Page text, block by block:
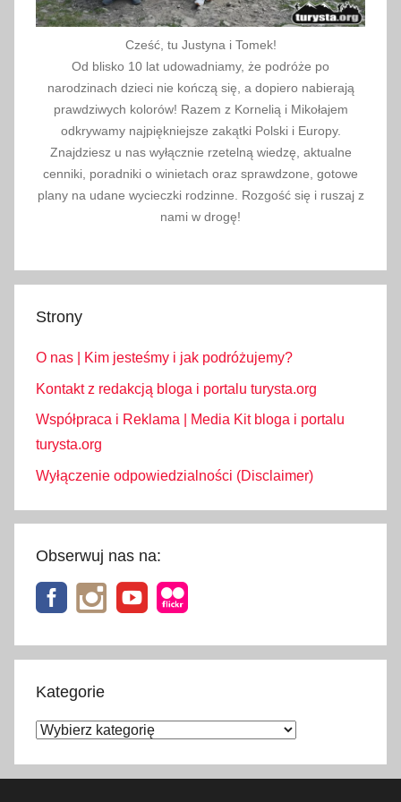
Cześć, tu Justyna i Tomek!
Od blisko 10 lat udowadniamy, że podróże po
narodzinach dzieci nie kończą się, a dopiero nabierają
prawdziwych kolorów! Razem z Kornelią i Mikołajem
odkrywamy najpiękniejsze zakątki Polski i Europy.
Znajdziesz u nas wyłącznie rzetelną wiedzę, aktualne
cenniki, poradniki o winietach oraz sprawdzone, gotowe
plany na udane wycieczki rodzinne. Rozgość się i ruszaj z
nami w drogę!
Strony
O nas | Kim jesteśmy i jak podróżujemy?
Kontakt z redakcją bloga i portalu turysta.org
Współpraca i Reklama | Media Kit bloga i portalu
turysta.org
Wyłączenie odpowiedzialności (Disclaimer)
Obserwuj nas na:
Kategorie
Kategorie